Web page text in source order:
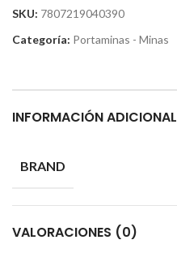
SKU: 7807219040390
Categoría: Portaminas - Minas
INFORMACIÓN ADICIONAL
BRAND
VALORACIONES (0)